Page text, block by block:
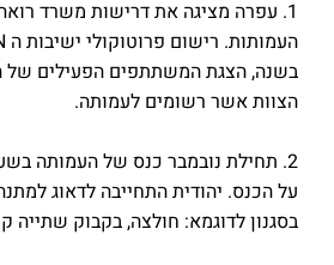
1. עפרה מציגה את דרישות משרד
בשנה, הצגת המשתתפים הפעילים של
הצוות אשר רשומים לעמותה.
2. תחילת נובמבר כנס של העמותה
על הכנס. יהודית התחייבה לדאוג
בסגנון לדוגמא: חולצה, בקבוק שתייה